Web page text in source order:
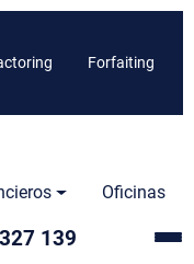
Forfaiting
Oficinas
139